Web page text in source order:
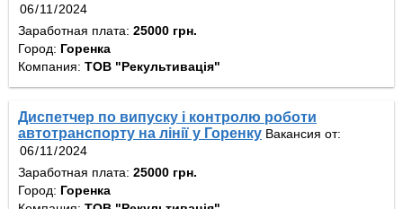
Заработная плата: 25000 грн.
Город: Горенка
Компания: ТОВ "Рекультивація"
Диспетчер по випуску і контролю роботи
автотранспорту на лінії у Горенку Вакансия от:
Заработная плата: 25000 грн.
Город: Горенка